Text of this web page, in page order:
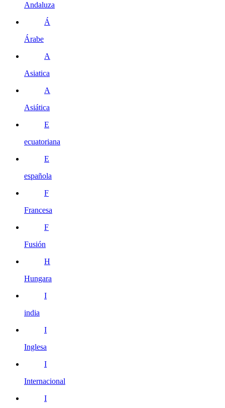
Andaluza
Á
Árabe
A
Asiatica
A
Asiática
E
ecuatoriana
E
española
F
Francesa
F
Fusión
H
Hungara
I
india
I
Inglesa
I
Internacional
I